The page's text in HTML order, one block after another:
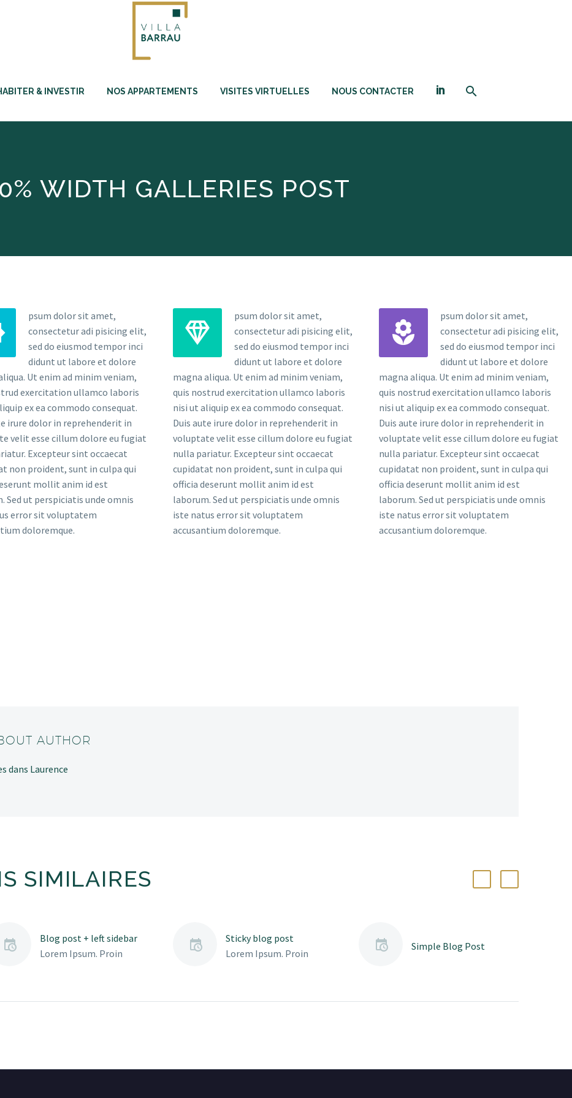
& INVESTIR NOS APPARTEMENTS VISITES VIRTUELLES NOUS CONTACTER
WIDTH GALLERIES POST
psum dolor sit amet,
consectetur adi pisicing elit,
sed do eiusmod tempor inci
didunt ut labore et dolore
Ut enim ad minim veniam,
exercitation ullamco laboris
ex ea commodo consequat.
irure dolor in reprehenderit in
velit esse cillum dolore eu fugiat
Excepteur sint occaecat
non proident, sunt in culpa qui
mollit anim id est
Sed ut perspiciatis unde omnis
error sit voluptatem
doloremque.


psum dolor sit amet,
consectetur adi pisicing elit,
sed do eiusmod tempor inci
didunt ut labore et dolore
magna aliqua. Ut enim ad minim veniam,
quis nostrud exercitation ullamco laboris
nisi ut aliquip ex ea commodo consequat.
Duis aute irure dolor in reprehenderit in
voluptate velit esse cillum dolore eu fugiat
nulla pariatur. Excepteur sint occaecat
cupidatat non proident, sunt in culpa qui
officia deserunt mollit anim id est
laborum. Sed ut perspiciatis unde omnis
iste natus error sit voluptatem
accusantium doloremque.


psum dolor sit amet,
consectetur adi pisicing elit,
sed do eiusmod tempor inci
didunt ut labore et dolore
magna aliqua. Ut enim ad minim veniam,
quis nostrud exercitation ullamco laboris
nisi ut aliquip ex ea commodo consequat.
Duis aute irure dolor in reprehenderit in
voluptate velit esse cillum dolore eu fugiat
nulla pariatur. Excepteur sint occaecat
cupidatat non proident, sunt in culpa qui
officia deserunt mollit anim id est
laborum. Sed ut perspiciatis unde omnis
iste natus error sit voluptatem
accusantium doloremque.
AUTHOR
dans Laurence
SIMILAIRES
Blog post + left sidebar
Lorem Ipsum. Proin
sollicitudin, lorem quis
Sticky blog post
Lorem Ipsum. Proin
sollicitudin, lorem quis
Simple Blog Post